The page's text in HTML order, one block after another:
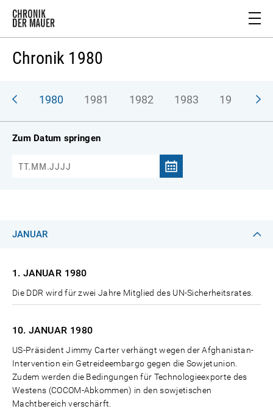
Chronik 1980
1980 1981 1982 1983 1984
Zum Datum springen
JANUAR
1. JANUAR 1980
Die DDR wird für zwei Jahre Mitglied des UN-Sicherheitsrates.
10. JANUAR 1980
US-Präsident Jimmy Carter verhängt wegen der Afghanistan-
Intervention ein Getreideembargo gegen die Sowjetunion.
Zudem werden die Bedingungen für Technologieexporte des
Westens (COCOM-Abkommen) in den sowjetischen
Machtbereich verschärft.